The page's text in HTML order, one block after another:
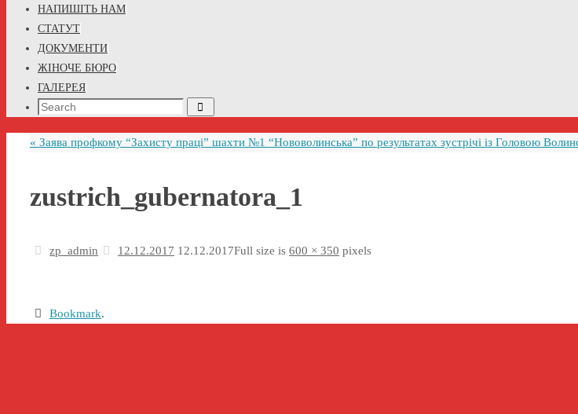
contentНАПИШІТЬ НАМ
СТАТУТ
ДОКУМЕНТИ
ЖІНОЧЕ БЮРО
ГАЛЕРЕЯ
Search
Search
« Заява профкому “Захисту праці” шахти №1 “Нововолинська” по результатах зустрічі із Головою
zustrich_gubernatora_1
zp_admin 12.12.2017 12.12.2017Full size is 600 × 350 pixels
Bookmark.